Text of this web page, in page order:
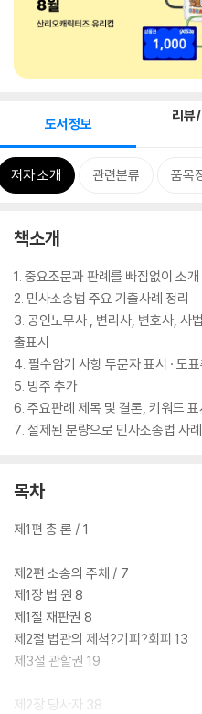
도서정보 리뷰
저자 소개 관련분류 품목
책소개
1. 중요조문과 판례를 빠짐없이 소개
2. 민사소송법 주요 기출사례 정리
3. 공인노무사 , 변리사, 변호사, 사
출표시
4. 필수암기 사항 두문자 표시 · 도
5. 방주 추가
6. 주요판례 제목 및 결론, 키워드 표
7. 절제된 분량으로 민사소송법 사
목차
제1편 총 론 / 1
제2편 소송의 주체 / 7
제1장 법 원 8
제1절 재판권 8
제2절 법관의 제척?기피?회피 13
제3절 관할권 19
제2장 당사자 38